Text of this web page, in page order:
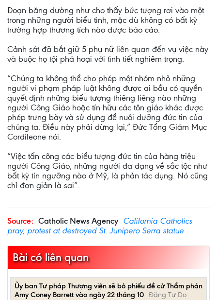
Đoạn băng dường như cho thấy bức tượng rơi vào một
trong những người biểu tình, mặc dù không có bất kỳ
trường hợp thương tích nào được báo cáo.
Cảnh sát đã bắt giữ 5 phụ nữ liên quan đến vụ việc này
và buộc họ tội phá hoại với tình tiết nghiêm trọng.
“Chúng ta không thể cho phép một nhóm nhỏ những
người vi phạm pháp luật không được ai bầu có quyền
quyết định những biểu tượng thiêng liêng nào những
người Công Giáo hoặc tín hữu các tôn giáo khác được
phép trưng bày và sử dụng để nuôi dưỡng đức tin của
chúng ta. Điều này phải dừng lại,” Đức Tổng Giám Mục
Cordileone nói.
“Việc tấn công các biểu tượng đức tin của hàng triệu
người Công Giáo, những người đa dạng về sắc tộc như
bất kỳ tín ngưỡng nào ở Mỹ, là phản tác dụng. Nó cũng
chỉ đơn giản là sai”.
Source: Catholic News Agency California Catholics
pray, protest at destroyed St. Junipero Serra statue
Bài có liên quan
Ủy ban Tư pháp Thượng viện sẽ bỏ phiếu đề cử Thẩm phán
Amy Coney Barrett vào ngày 22 tháng 10 Đặng Tự Do